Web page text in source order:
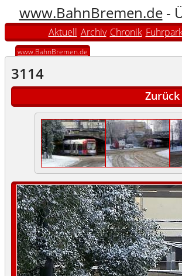
www.BahnBremen.de-
Aktuell Archiv Chronik
www.BahnBremen.de
3114
Zurück